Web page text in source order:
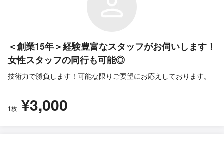
＜創業15年＞経験豊富なスタッフがお伺いします！
女性スタッフの同行も可能◎
技術力で勝負します！可能な限りご要望にお応えしております。
1枚 ¥3,000